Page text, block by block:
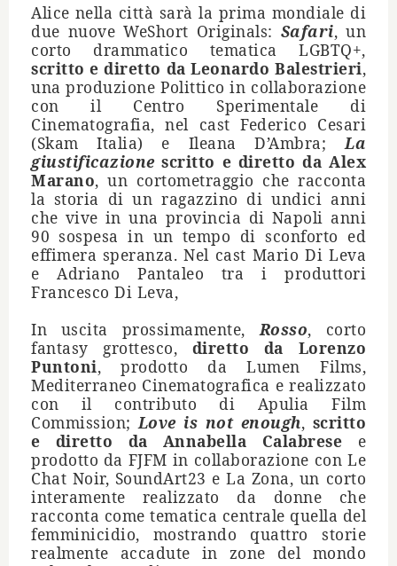
Alice nella città sarà la prima mondiale di
due nuove WeShort Originals: Safari, un
corto drammatico tematica LGBTQ+,
scritto e diretto da Leonardo Balestrieri,
una produzione Polittico in collaborazione
con il Centro Sperimentale di
Cinematografia, nel cast Federico Cesari
(Skam Italia) e Ileana D’Ambra;
La
giustificazione scritto e diretto da Alex
Marano, un cortometraggio che racconta
la storia di un ragazzino di undici anni
che vive in una provincia di Napoli anni
90 sospesa in un tempo di sconforto ed
effimera speranza. Nel cast Mario Di Leva
e Adriano Pantaleo tra i produttori
Francesco Di Leva,
In uscita prossimamente,Rosso, corto
fantasy grottesco, diretto da Lorenzo
Puntoni, prodotto da Lumen Films,
Mediterraneo Cinematografica e realizzato
con il contributo di Apulia Film
Commission; Love is not enough, scritto
e diretto da Annabella Calabrese e
prodotto da FJFM in collaborazione con Le
Chat Noir, SoundArt23 e La Zona, un corto
interamente realizzato da donne che
racconta come tematica centrale quella del
femminicidio, mostrando quattro storie
realmente accadute in zone del mondo